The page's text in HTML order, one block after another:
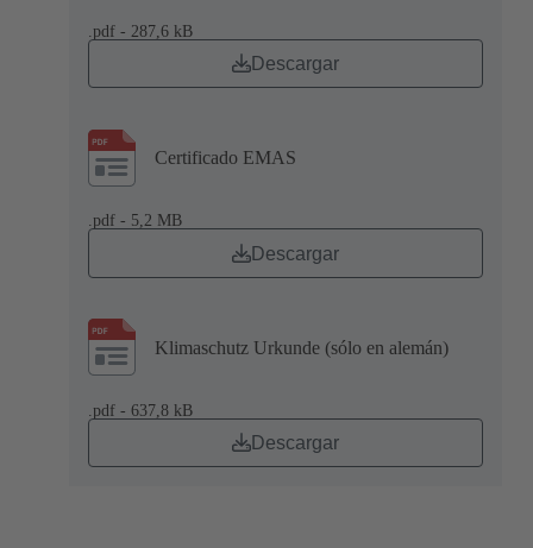
.pdf - 287,6 kB
Descargar
Certificado EMAS
.pdf - 5,2 MB
Descargar
Klimaschutz Urkunde (sólo en alemán)
.pdf - 637,8 kB
Descargar